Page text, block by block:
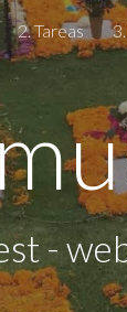
2. Tareas
-